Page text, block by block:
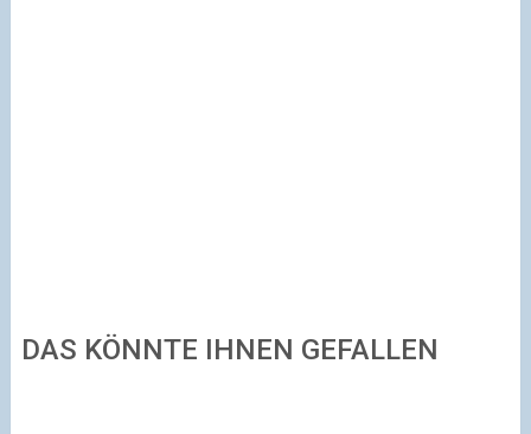
DAS KÖNNTE IHNEN GEFALLEN